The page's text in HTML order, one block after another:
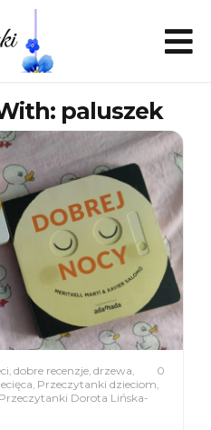
paluszek
0
, dobre recenzje, drzewa,
, Przeczytanki dzieciom,
Przeczytanki Dorota Lińska-